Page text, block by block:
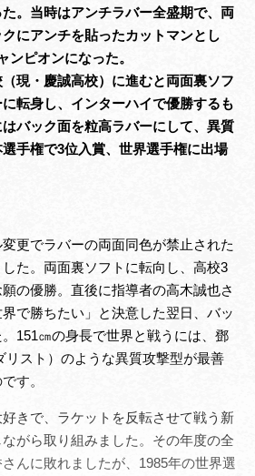
。当時はアンチラバー全盛期で、両
にアンチを貼ったカットマンとし
ンピオンになった。
現・慶誠高校）に進むと両面裏ソフ
転身し、インターハイで優勝するも
バック面を粒高ラバーにして、異質
手権で3位入賞、世界選手権に出場
更でラバーの両面同色が禁止された
た。両面裏ソフトに転向し、高校3
の優勝。直後に指導者の高木誠也さ
で勝ちたい」と決意した翌日、バッ
151㎝の身長で世界と戦うには、鄧
リスト）のような異質攻撃型が最善
す。
きで、ラケットを反転させて戦う新
がら取り組みました。その年度の全
んに敗れましたが、1985年の世界選